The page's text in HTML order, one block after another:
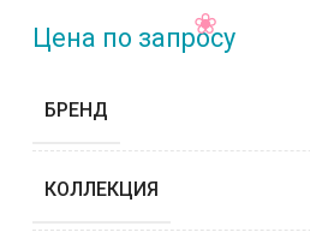
Цена по запросу
БРЕНД
КОЛЛЕКЦИЯ